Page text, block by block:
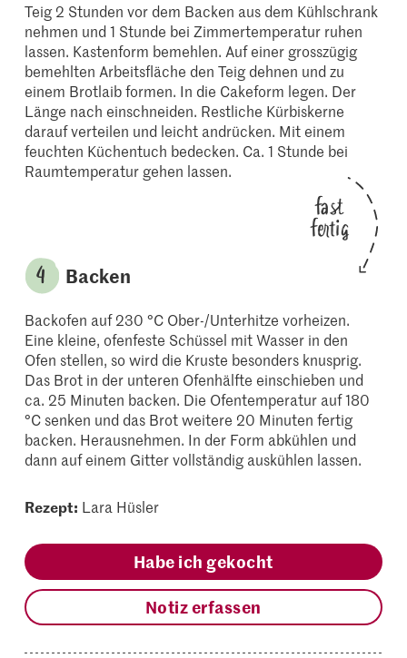
Teig 2 Stunden vor dem Backen aus dem Kühlschrank
nehmen und 1 Stunde bei Zimmertemperatur ruhen
lassen. Kastenform bemehlen. Auf einer grosszügig
bemehlten Arbeitsfläche den Teig dehnen und zu
einem Brotlaib formen. In die Cakeform legen. Der
Länge nach einschneiden. Restliche Kürbiskerne
darauf verteilen und leicht andrücken. Mit einem
feuchten Küchentuch bedecken. Ca. 1 Stunde bei
Raumtemperatur gehen lassen.
fast
fertig
Backen
Backofen auf 230 °C Ober-/Unterhitze vorheizen.
Eine kleine, ofenfeste Schüssel mit Wasser in den
Ofen stellen, so wird die Kruste besonders knusprig.
Das Brot in der unteren Ofenhälfte einschieben und
ca. 25 Minuten backen. Die Ofentemperatur auf 180
°C senken und das Brot weitere 20 Minuten fertig
backen. Herausnehmen. In der Form abkühlen und
dann auf einem Gitter vollständig auskühlen lassen.
Rezept: Lara Hüsler
Habe ich gekocht
Notiz erfassen